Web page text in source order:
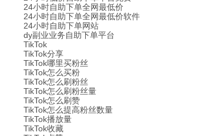
24小时自助下单全网最低价
24小时自助下单全网最低价软件
24小时自助下单网站
dy副业业务自助下单平台
TikTok
TikTok分享
TikTok哪里买粉丝
TikTok怎么买粉
TikTok怎么刷粉丝
TikTok怎么刷粉丝量
TikTok怎么刷赞
TikTok怎么提高粉丝数量
TikTok播放量
TikTok收藏